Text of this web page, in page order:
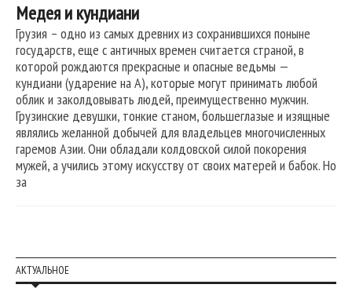
Медея и кундиани
Грузия – одно из самых древних из сохранившихся поныне
государств, еще с античных времен считается страной, в
которой рождаются прекрасные и опасные ведьмы —
кундиани (ударение на А), которые могут принимать любой
облик и заколдовывать людей, преимущественно мужчин.
Грузинские девушки, тонкие станом, большеглазые и изящные
являлись желанной добычей для владельцев многочисленных
гаремов Азии. Они обладали колдовской силой покорения
мужей, а учились этому искусству от своих матерей и бабок. Но
за
АКТУАЛЬНОЕ